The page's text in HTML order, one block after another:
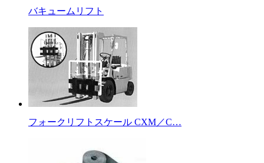
バキュームリフト
フォークリフトスケール CXM／C…